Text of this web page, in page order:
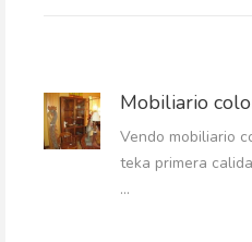
Mobiliario
Vendo mobiliario
teka primera
...